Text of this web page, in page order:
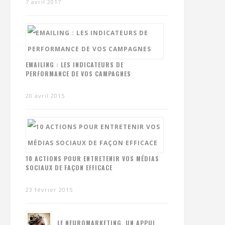
7 avril 2017
EMAILING : LES INDICATEURS DE
PERFORMANCE DE VOS CAMPAGNES
20 avril 2015
10 ACTIONS POUR ENTRETENIR VOS MÉDIAS
SOCIAUX DE FAÇON EFFICACE
23 février 2015
LE NEUROMARKETING, UN APPUI